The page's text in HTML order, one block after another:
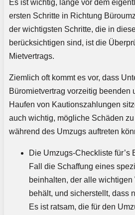
Es ist wichtig, lange vor dem
ersten Schritte in Richtung
der wichtigsten Schritte, die in
berücksichtigen sind, ist die
Mietvertrags.
Ziemlich oft kommt es vor, dass
Büromietvertrag vorzeitig beenden
Haufen von Kautionszahlungen
auch wichtig, mögliche Schäden
während des Umzugs auftreten
Die Umzugs-Checkliste für’s
Fall die Schaffung eines
beinhalten, der alle wichtigen
behält, und sicherstellt, dass
Es ist ratsam, die für den